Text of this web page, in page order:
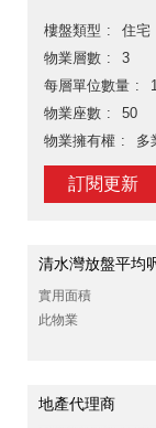
樓盤類型
住宅
物業層數
3
每層單位數量
物業座數
50
物業擁有權
多
訂閱更新
清水灣放盤平均
實用面積
此物業
地產代理商